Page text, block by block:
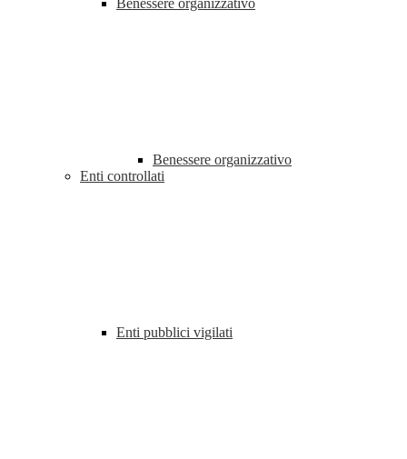
Benessere organizzativo
Benessere organizzativo
Enti controllati
Enti pubblici vigilati